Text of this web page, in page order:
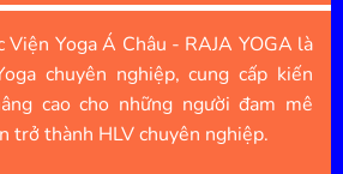
Viện Yoga Á Châu - RAJA YOGA là
chuyên nghiệp, cung cấp kiến
cao cho những người đam mê
trở thành HLV chuyên nghiệp.